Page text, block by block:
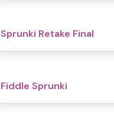
Sprunki Retake Final
Fiddle Sprunki